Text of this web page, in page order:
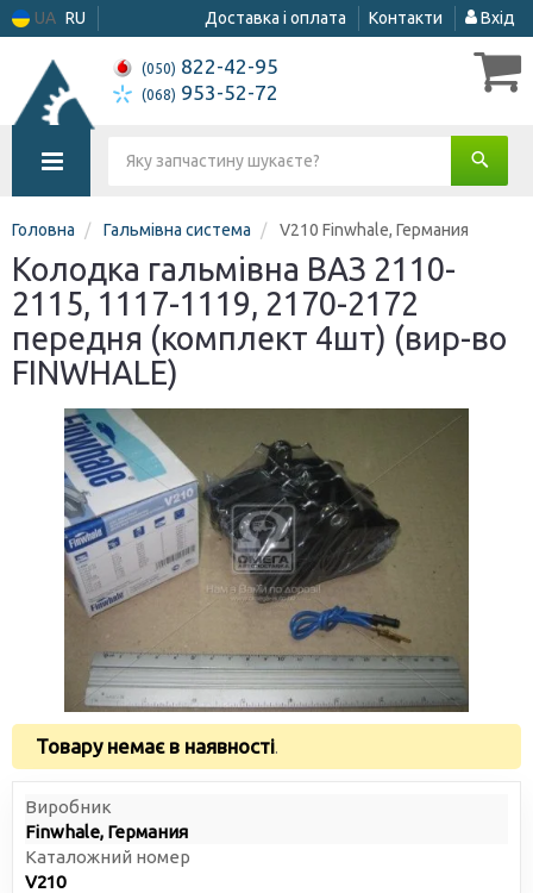
UA RU Доставка і оплата Контакти Вхід
(050) 822-42-95
(068) 953-52-72
Головна Гальмівна система V210 Finwhale, Германия
Колодка гальмівна ВАЗ 2110-
2115, 1117-1119, 2170-2172
передня (комплект 4шт) (вир-во
FINWHALE)
Товару немає в наявності.
Виробник
Finwhale, Германия
Каталожний номер
V210